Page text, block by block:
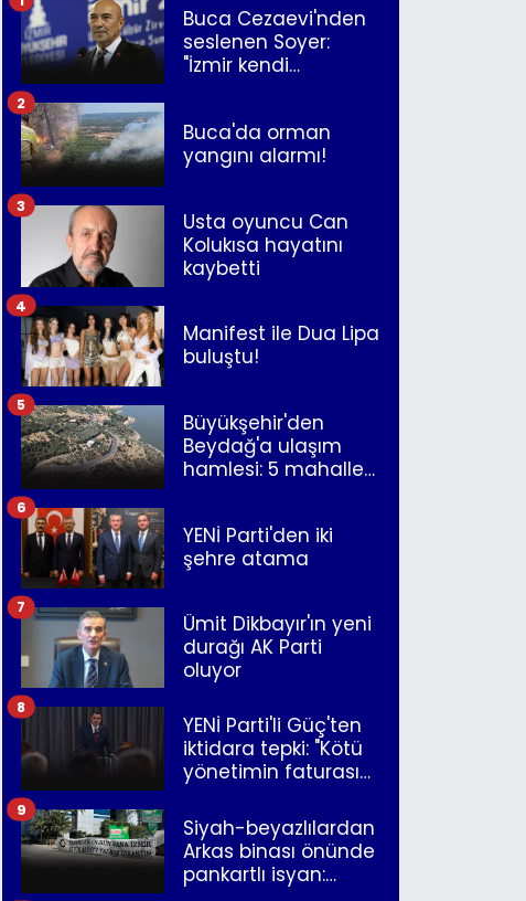
Buca Cezaevi'nden
seslenen Soyer:
"İzmir kendi
Buca'da orman
yangını alarmı!
2
Usta oyuncu Can
Kolukısa hayatını
kaybetti
3
Manifest ile Dua Lipa
buluştu!
4
Büyükşehir'den
Beydağ'a ulaşım
hamlesi: 5 mahalle
5
YENİ Parti'den iki
şehre atama
6
Ümit Dikbayır'ın yeni
durağı AK Parti
oluyor
7
YENİ Parti'li Güç'ten
iktidara tepki: "Kötü
yönetimin faturasını
8
Siyah-beyazlılardan
Arkas binası önünde
pankartlı isyan:
9